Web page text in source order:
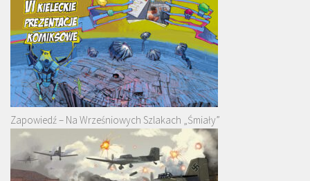
Zapowiedź – Na Wrześniowych Szlakach „Śmiały”